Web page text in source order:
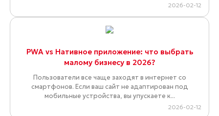
2026-02-12
PWA vs Нативное приложение: что выбрать
малому бизнесу в 2026?
Пользователи все чаще заходят в интернет со
смартфонов. Если ваш сайт не адаптирован под
мобильные устройства, вы упускаете к...
2026-02-12